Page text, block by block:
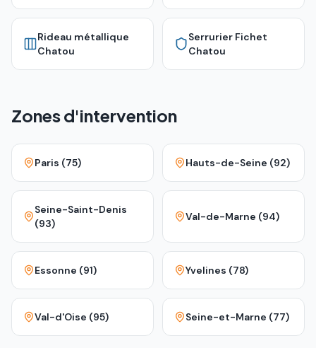
Rideau métallique
Chatou
Serrurier Fichet
Chatou
Zones d'intervention
Paris (75) Hauts-de-Seine (92)
Seine-Saint-Denis
(93)
Val-de-Marne (94)
Essonne (91) Yvelines (78)
Val-d'Oise (95) Seine-et-Marne (77)